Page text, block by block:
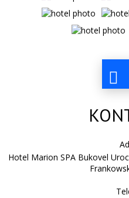
Hotel Marion SPA Bukovel